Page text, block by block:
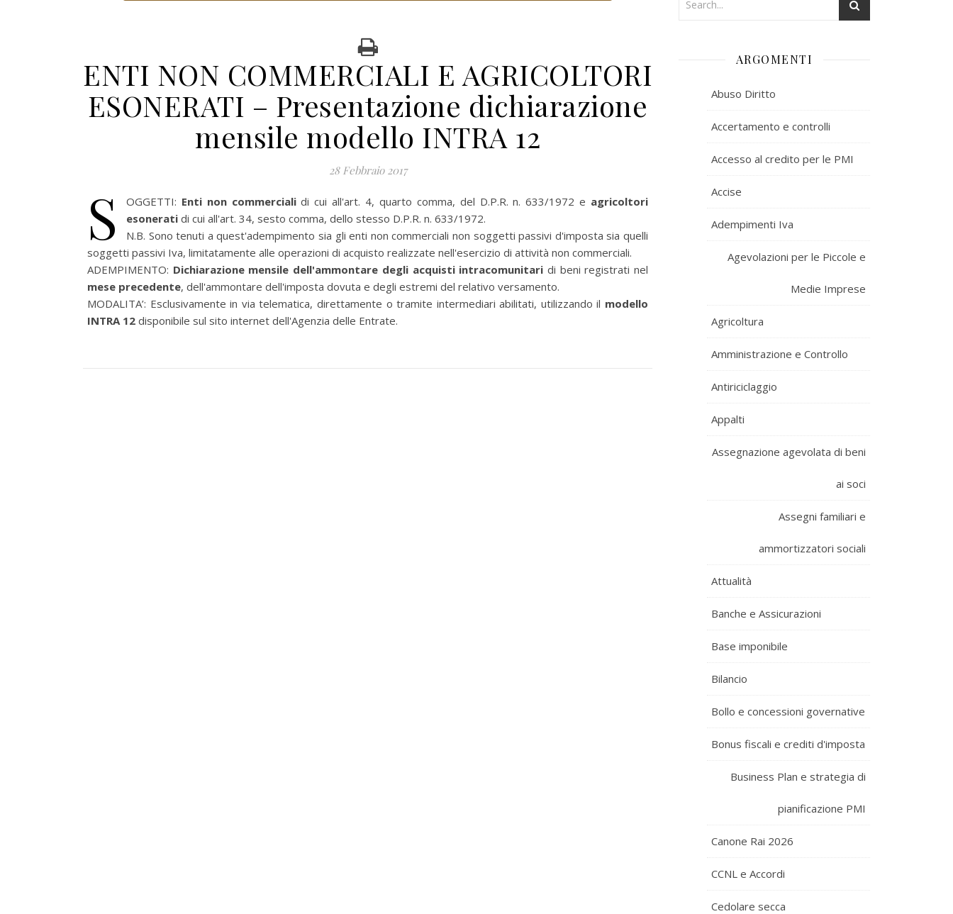
ENTI NON COMMERCIALI E AGRICOLTORI
ESONERATI – Presentazione dichiarazione
mensile modello INTRA 12
28 Febbraio 2017
S OGGETTI: Enti non commercialidi cui all'art. 4, quarto comma, del D.P.R. n. 633/1972 e agricoltori
esonerati di cui all'art. 34, sesto comma, dello stesso D.P.R. n. 633/1972.
N.B. Sono tenuti a quest'adempimento sia gli enti non commerciali non soggetti passivi d'imposta sia quelli
soggetti passivi Iva, limitatamente alle operazioni di acquisto realizzate nell'esercizio di attività non commerciali.
ADEMPIMENTO: Dichiarazione mensile dell'ammontare degli acquisti intracomunitari di beni registrati nel
mese precedente, dell'ammontare dell'imposta dovuta e degli estremi del relativo versamento.
MODALITA’: Esclusivamente in via telematica, direttamente o tramite intermediari abilitati, utilizzando il modello
INTRA 12 disponibile sul sito internet dell'Agenzia delle Entrate.
ARGOMENTI
Abuso Diritto
Accertamento e controlli
Accesso al credito per le PMI
Accise
Adempimenti Iva
Agevolazioni per le Piccole e
Medie Imprese
Agricoltura
Amministrazione e Controllo
Antiriciclaggio
Appalti
Assegnazione agevolata di beni
ai soci
Assegni familiari e
ammortizzatori sociali
Attualità
Banche e Assicurazioni
Base imponibile
Bilancio
Bollo e concessioni governative
Bonus fiscali e crediti d'imposta
Business Plan e strategia di
pianificazione PMI
Canone Rai 2026
CCNL e Accordi
Cedolare secca